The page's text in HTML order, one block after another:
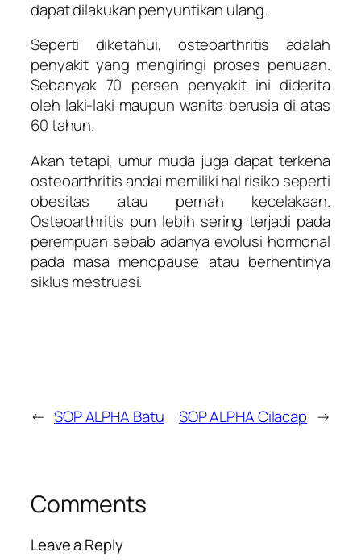
dapat dilakukan penyuntikan ulang.
Seperti diketahui, osteoarthritis adalah
penyakit yang mengiringi proses penuaan.
Sebanyak 70 persen penyakit ini diderita
oleh laki-laki maupun wanita berusia di atas
60 tahun.
Akan tetapi, umur muda juga dapat terkena
osteoarthritis andai memiliki hal risiko seperti
obesitas atau pernah kecelakaan.
Osteoarthritis pun lebih sering terjadi pada
perempuan sebab adanya evolusi hormonal
pada masa menopause atau berhentinya
siklus mestruasi.
← SOP ALPHA Batu SOP ALPHA Cilacap →
Comments
Leave a Reply